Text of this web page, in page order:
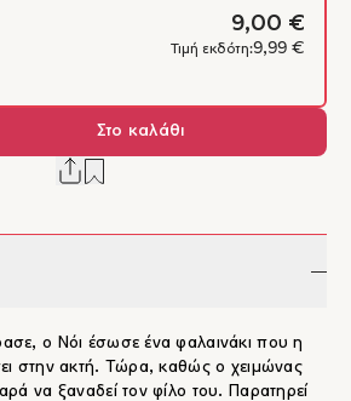
9,00 €
Τιμή εκδότη:9,99 €
Στο καλάθι
ο Νόι έσωσε ένα φαλαινάκι που η
στην ακτή. Τώρα, καθώς ο χειμώνας
να ξαναδεί τον φίλο του. Παρατηρεί